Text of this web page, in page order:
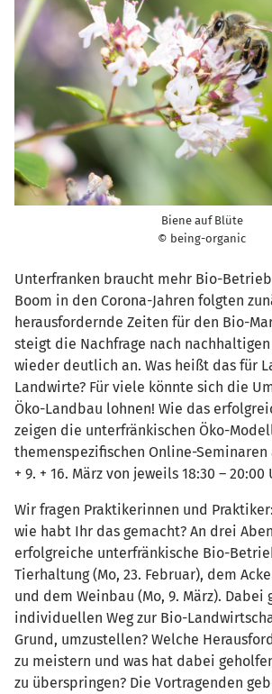
Biene auf Blüte
© being-organic
Unterfranken braucht mehr Bio-
Boom in den Corona-Jahren folgten
herausfordernde Zeiten für den Bio-
steigt die Nachfrage nach nachhaltigen
wieder deutlich an. Was heißt das für
Landwirte? Für viele könnte sich die
Öko-Landbau lohnen! Wie das
zeigen die unterfränkischen Öko-
themenspezifischen Online-Seminaren
+ 9. + 16. März von jeweils 18:30 – 20:00
Wir fragen Praktikerinnen und
wie habt Ihr das gemacht? An drei
erfolgreiche unterfränkische Bio-
Tierhaltung (Mo, 23. Februar), dem
und dem Weinbau (Mo, 9. März). Dabei
individuellen Weg zur Bio-
Grund, umzustellen? Welche
zu meistern und was hat dabei
zu überspringen? Die Vortragenden